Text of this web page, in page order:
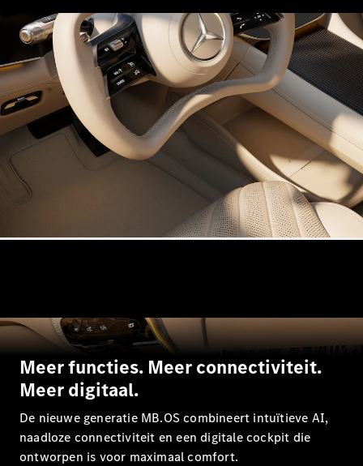
EQS SUV
GLA
GLA
Nieuw
GLA Nieuw Elektrisch
GLB
GLB
GLC
Elektrisch
GLC
GLC Coupé
Coupé
GLS
Mercedes-
Maybach
GLS
Nieuw
G-Klasse
Terreinwagen
G-Klasse
Terreinwagen
Meer functies. Meer connectiviteit.
Meer digitaal.
De nieuwe generatie MB.OS combineert intuïtieve AI,
naadloze connectiviteit en een digitale cockpit die
ontworpen is voor maximaal comfort.